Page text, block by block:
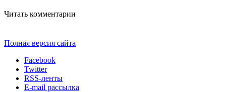
Читать комментарии
Полная версия сайта
Facebook
Twitter
RSS-ленты
E-mail рассылка